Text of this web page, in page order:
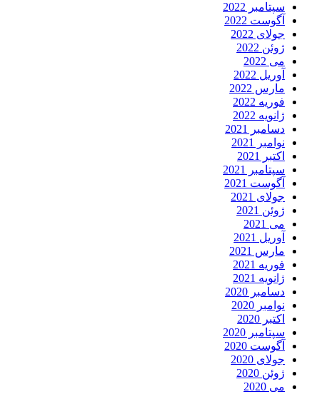
سپتامبر 2022
آگوست 2022
جولای 2022
ژوئن 2022
می 2022
آوریل 2022
مارس 2022
فوریه 2022
ژانویه 2022
دسامبر 2021
نوامبر 2021
اکتبر 2021
سپتامبر 2021
آگوست 2021
جولای 2021
ژوئن 2021
می 2021
آوریل 2021
مارس 2021
فوریه 2021
ژانویه 2021
دسامبر 2020
نوامبر 2020
اکتبر 2020
سپتامبر 2020
آگوست 2020
جولای 2020
ژوئن 2020
می 2020